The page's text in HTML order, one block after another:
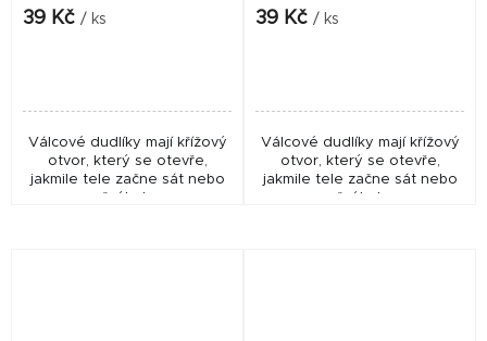
39 Kč / ks
Válcové dudlíky mají křížový
otvor, který se otevře,
jakmile tele začne sát nebo
žvýkat.
39 Kč / ks
Válcové dudlíky mají křížový
otvor, který se otevře,
jakmile tele začne sát nebo
žvýkat.